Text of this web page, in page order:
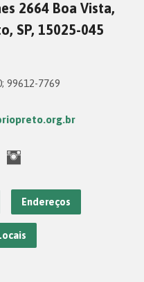
2664 Boa Vista,
SP, 15025-045
99612-7769
Endereços